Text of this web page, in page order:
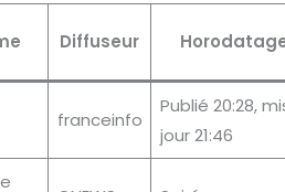
Diffuseur
franceinfo
Publié 20:28,
jour 21:46